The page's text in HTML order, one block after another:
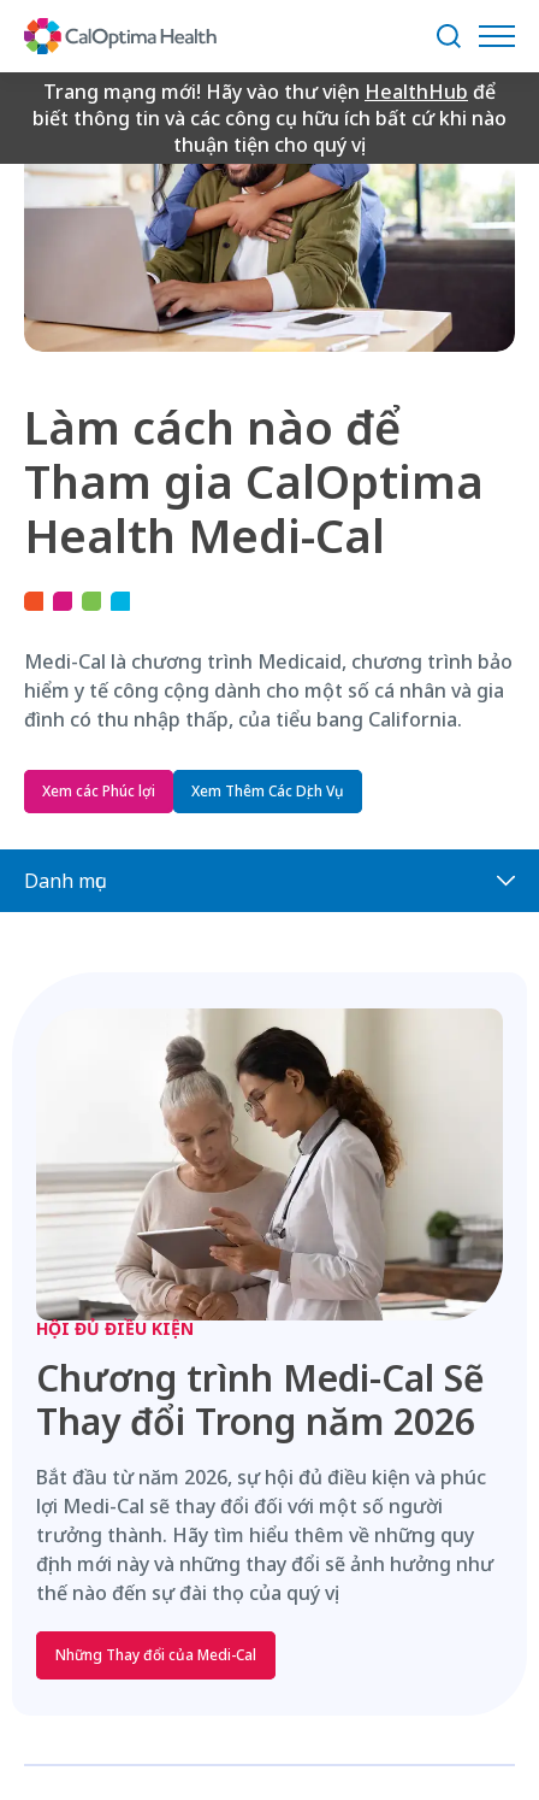
Content
Tìm
kiếm
Trang mạng mới! Hãy vào thư viện HealthHub để
biết thông tin và các công cụ hữu ích bất cứ khi nào
thuận tiện cho quý vị.
Làm cách nào để
Tham gia CalOptima
Health Medi-Cal
Medi-Cal là chương trình Medicaid, chương trình bảo
hiểm y tế công cộng dành cho một số cá nhân và gia
đình có thu nhập thấp, của tiểu bang California.
Xem các Phúc lợi Xem Thêm Các Dịch Vụ
Danh mục
HỘI ĐỦ ĐIỀU KIỆN
Chương trình Medi-Cal Sẽ
Thay đổi Trong năm 2026
Bắt đầu từ năm 2026, sự hội đủ điều kiện và phúc
lợi Medi-Cal sẽ thay đổi đối với một số người
trưởng thành. Hãy tìm hiểu thêm về những quy
định mới này và những thay đổi sẽ ảnh hưởng như
thế nào đến sự đài thọ của quý vị.
Những Thay đổi của Medi-Cal